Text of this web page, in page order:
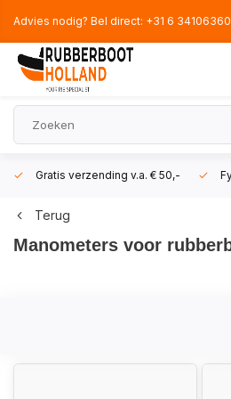
Advies nodig? Bel direct: +31 6 34106360
Gratis verzending v.a. € 50,-
Terug
Manometers voor
Het is zeer belangrijk dat u altijd
is voorzien. Bij
behoren is. De spiegel (motorplaat)